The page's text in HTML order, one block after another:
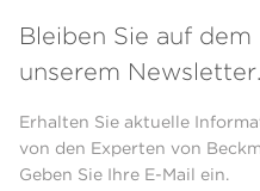
Bleiben Sie auf
unserem Newsletter.
Erhalten Sie aktuelle
von den Experten von
Geben Sie Ihre E-Mail ein.